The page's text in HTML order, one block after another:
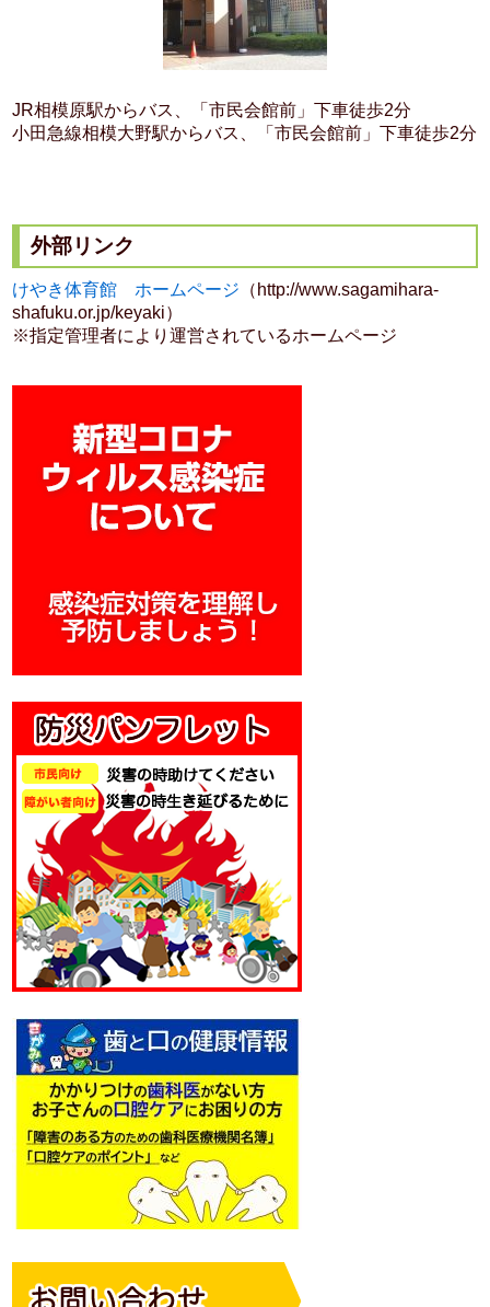
JR相模原駅からバス、「市民会館前」下車徒歩2分
小田急線相模大野駅からバス、「市民会館前」下車徒歩2分
外部リンク
けやき体育館 ホームページ （http://www.sagamihara-
shafuku.or.jp/keyaki）
※指定管理者により運営されているホームページ